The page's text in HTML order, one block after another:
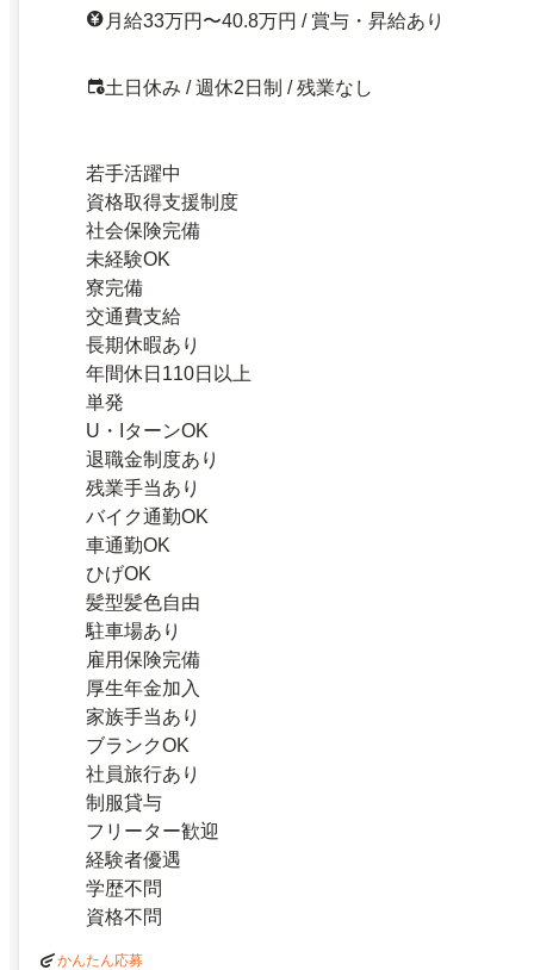
月給33万円〜40.8万円 / 賞与・昇給あり
土日休み / 週休2日制 / 残業なし
若手活躍中
資格取得支援制度
社会保険完備
未経験OK
寮完備
交通費支給
長期休暇あり
年間休日110日以上
単発
U・IターンOK
退職金制度あり
残業手当あり
バイク通勤OK
車通勤OK
ひげOK
髪型髪色自由
駐車場あり
雇用保険完備
厚生年金加入
家族手当あり
ブランクOK
社員旅行あり
制服貸与
フリーター歓迎
経験者優遇
学歴不問
資格不問
かんたん応募